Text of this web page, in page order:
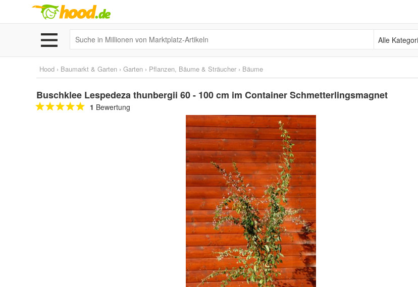
Alle Kategorien
Hood › Baumarkt & Garten › Garten › Pflanzen, Bäume & Sträucher › Bäume
Buschklee Lespedeza thunbergii 60 - 100 cm im Container Schmetterlingsmagnet
1 Bewertung